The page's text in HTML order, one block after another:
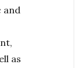
and
as